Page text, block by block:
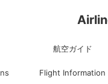
航空ガイド
Flight Information